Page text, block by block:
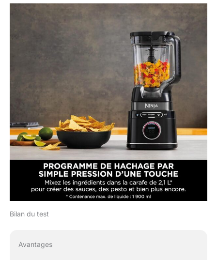
Bilan du test
Avantages